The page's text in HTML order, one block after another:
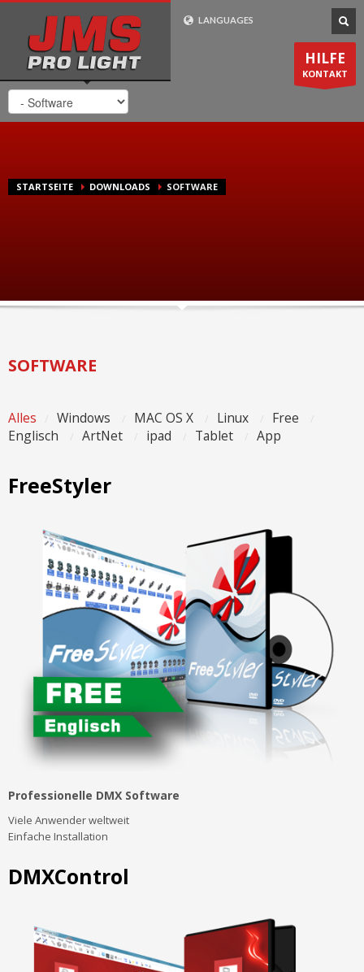
Wie Bestelle Ich?
Gehen Sie zu
unserem
Shop
2
Produkt aus. Zahlen
Sie bei uns sicher und
bequem online.
Werktagen . Innerhalb
Support-Zeiten
LANGUAGES
HILFE
KONTAKT
STARTSEITE DOWNLOADS SOFTWARE
SOFTWARE
Alles Windows MAC OS X Linux
Free
Englisch
ArtNet ipad Tablet App
FreeStyler
Professionelle DMX Software
Viele Anwender weltweit
Einfache Installation
DMXControl